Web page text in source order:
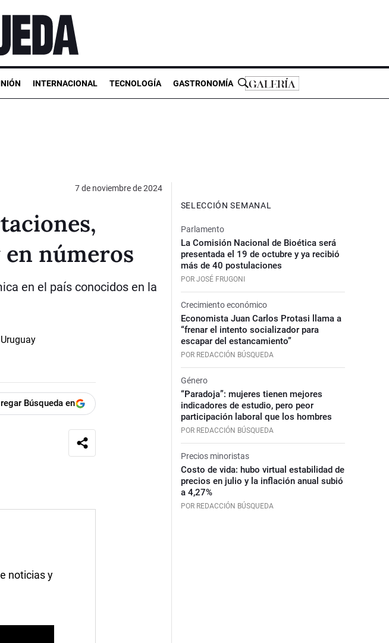
INTERNACIONAL TECNOLOGÍA GASTRONOMÍA
7 de noviembre de 2024
números
en el país conocidos en la
Búsqueda en
noticias y
SELECCIÓN SEMANAL
Parlamento
La Comisión Nacional de Bioética será
presentada el 19 de octubre y ya recibió
más de 40 postulaciones
POR JOSÉ FRUGONI
Crecimiento económico
Economista Juan Carlos Protasi llama a
“frenar el intento socializador para
escapar del estancamiento”
POR REDACCIÓN BÚSQUEDA
Género
“Paradoja”: mujeres tienen mejores
indicadores de estudio, pero peor
participación laboral que los hombres
POR REDACCIÓN BÚSQUEDA
Precios minoristas
Costo de vida: hubo virtual estabilidad de
precios en julio y la inflación anual subió
a 4,27%
POR REDACCIÓN BÚSQUEDA